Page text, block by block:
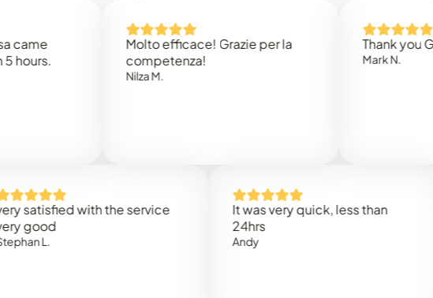
Molto efficace! Grazie per la
competenza!
Thank you Great
with the service
It was very quick, less than